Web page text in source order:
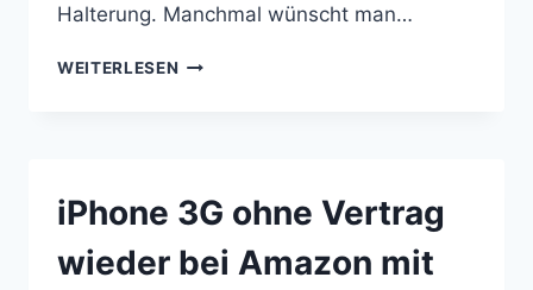
Halterung. Manchmal wünscht man…
WEITERLESEN STÄNDER
(IPOD
iPhone 3G ohne Vertrag
wieder bei Amazon mit